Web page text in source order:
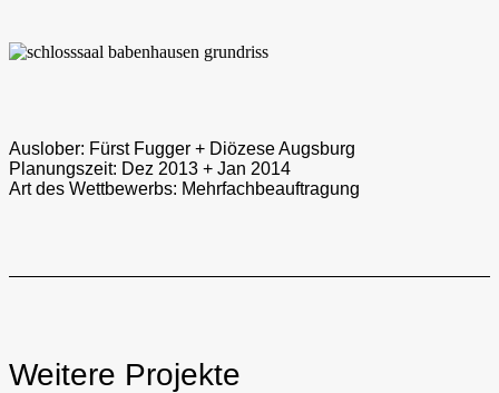
Auslober: Fürst Fugger + Diözese Augsburg
Planungszeit: Dez 2013 + Jan 2014
Art des Wettbewerbs: Mehrfachbeauftragung
Weitere Projekte